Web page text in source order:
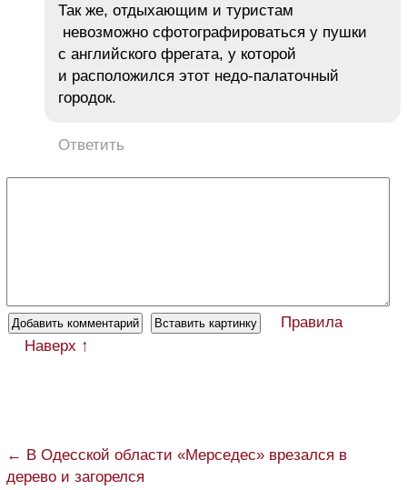
Так же, отдыхающим и туристам
невозможно сфотографироваться у пушки
с английского фрегата, у которой
и расположился этот недо-палаточный
городок.
Ответить
Правила
Наверх ↑
← В Одесской области «Мерседес» врезался в
дерево и загорелся